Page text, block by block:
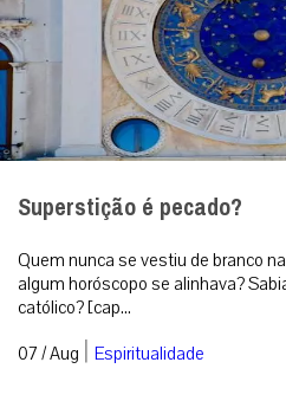
Superstição é pecado?
Quem nunca se vestiu de branco
algum horóscopo se alinhava?
católico? [cap...
07 / Aug | Espiritualidade